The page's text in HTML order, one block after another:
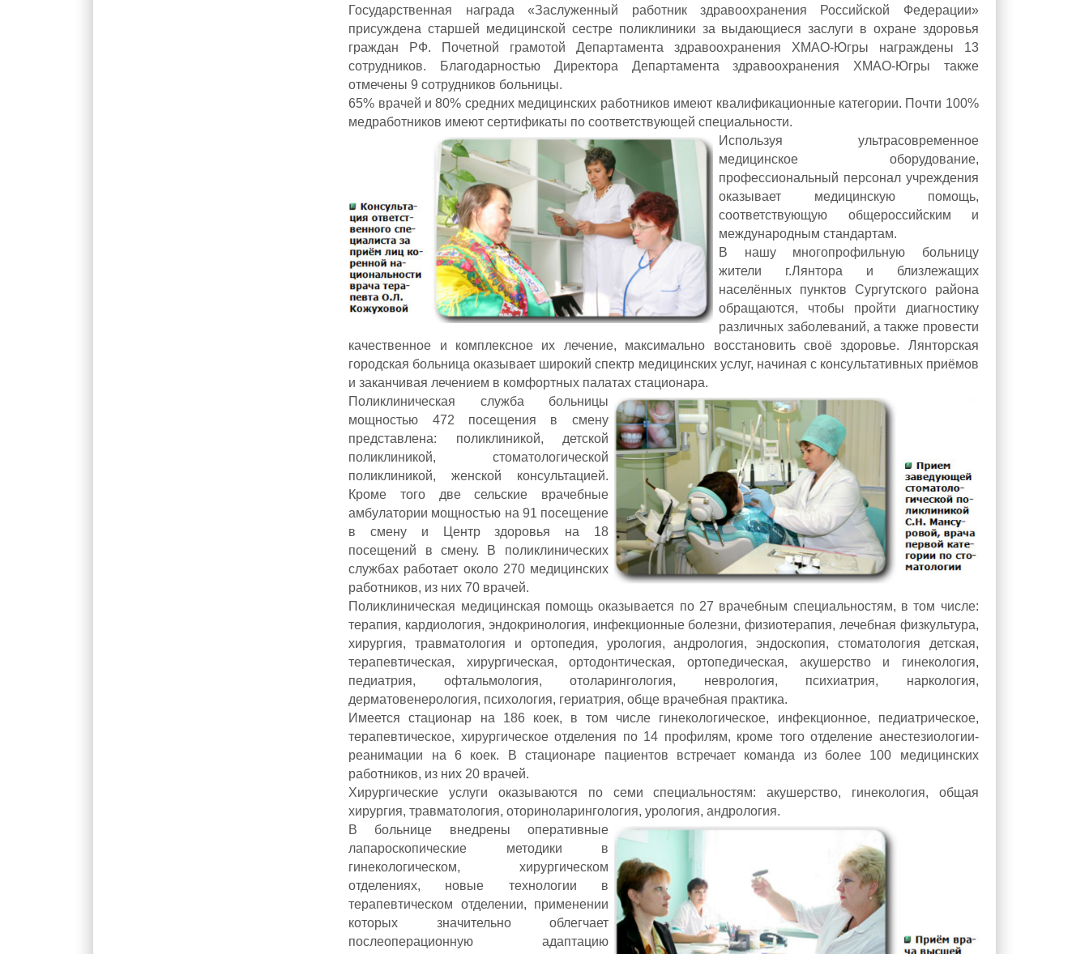
Государственная награда «Заслуженный работник здравоохранения Российской Федерации»
присуждена старшей медицинской сестре поликлиники за выдающиеся заслуги в охране здоровья
граждан РФ. Почетной грамотой Департамента здравоохранения ХМАО-Югры награждены 13
сотрудников. Благодарностью Директора Департамента здравоохранения ХМАО-Югры также
отмечены 9 сотрудников больницы.
65% врачей и 80% средних медицинских работников имеют квалификационные категории. Почти 100%
медработников имеют сертификаты по соответствующей специальности.
Используя ультрасовременное
медицинское оборудование,
профессиональный персонал учреждения
оказывает медицинскую помощь,
соответствующую общероссийским и
международным стандартам.
В нашу многопрофильную больницу
жители г.Лянтора и близлежащих
населённых пунктов Сургутского района
обращаются, чтобы пройти диагностику
различных заболеваний, а также провести
качественное и комплексное их лечение, максимально восстановить своё здоровье. Лянторская
городская больница оказывает широкий спектр медицинских услуг, начиная с консультативных приёмов
и заканчивая лечением в комфортных палатах стационара.
Поликлиническая служба больницы
мощностью 472 посещения в смену
представлена: поликлиникой, детской
поликлиникой, стоматологической
поликлиникой, женской консультацией.
Кроме того две сельские врачебные
амбулатории мощностью на 91 посещение
в смену и Центр здоровья на 18
посещений в смену. В поликлинических
службах работает около 270 медицинских
работников, из них 70 врачей.
Поликлиническая медицинская помощь оказывается по 27 врачебным специальностям, в том числе:
терапия, кардиология, эндокринология, инфекционные болезни, физиотерапия, лечебная физкультура,
хирургия, травматология и ортопедия, урология, андрология, эндоскопия, стоматология детская,
терапевтическая, хирургическая, ортодонтическая, ортопедическая, акушерство и гинекология,
педиатрия, офтальмология, отоларингология, неврология, психиатрия, наркология,
дерматовенерология, психология, гериатрия, обще врачебная практика.
Имеется стационар на 186 коек, в том числе гинекологическое, инфекционное, педиатрическое,
терапевтическое, хирургическое отделения по 14 профилям, кроме того отделение анестезиологии-
реанимации на 6 коек. В стационаре пациентов встречает команда из более 100 медицинских
работников, из них 20 врачей.
Хирургические услуги оказываются по семи специальностям: акушерство, гинекология, общая
хирургия, травматология, оториноларингология, урология, андрология.
В больнице внедрены оперативные
лапароскопические методики в
гинекологическом, хирургическом
отделениях, новые технологии в
терапевтическом отделении, применении
которых значительно облегчает
послеоперационную адаптацию